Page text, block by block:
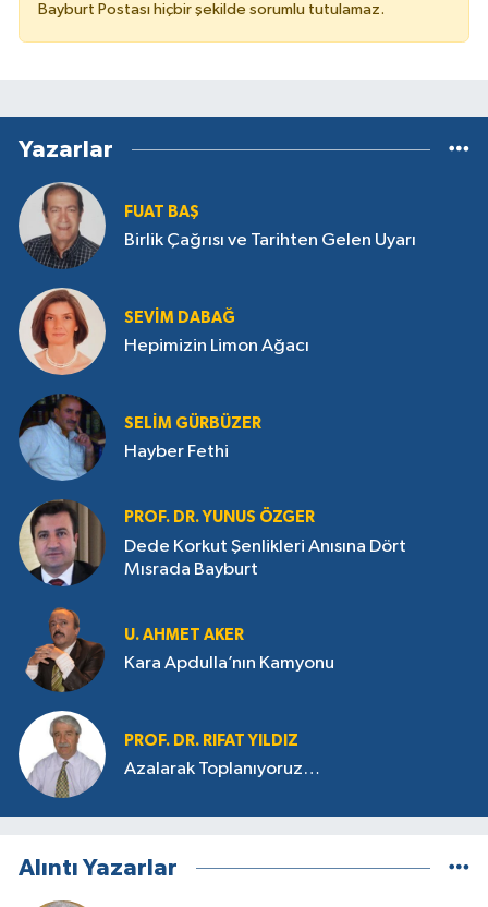
Bayburt Postası hiçbir şekilde sorumlu tutulamaz.
Yazarlar
FUAT BAŞ
Birlik Çağrısı ve Tarihten Gelen Uyarı
SEVIM DABAĞ
Hepimizin Limon Ağacı
SELIM GÜRBÜZER
Hayber Fethi
PROF. DR. YUNUS ÖZGER
Dede Korkut Şenlikleri Anısına Dört
Mısrada Bayburt
U. AHMET AKER
Kara Apdulla’nın Kamyonu
PROF. DR. RIFAT YILDIZ
Azalarak Toplanıyoruz…
Alıntı Yazarlar